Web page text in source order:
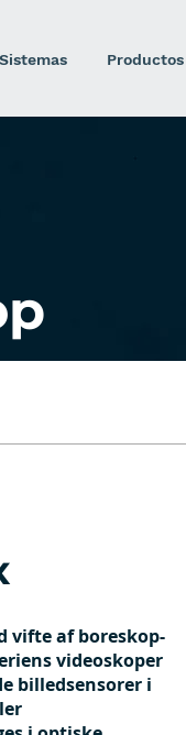
Sistemas Productos
vifte af boreskop-
videoskoper
billedsensorer i